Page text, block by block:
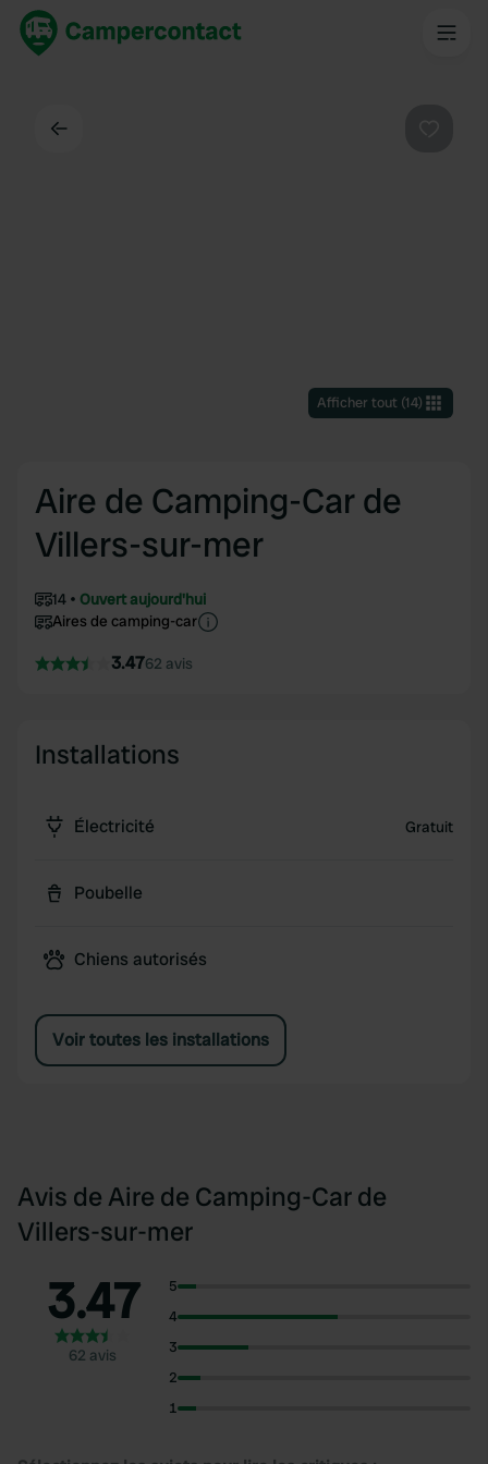
Afficher tout(14)
Aire de Camping-Car de
Villers-sur-mer
14
Ouvert aujourd'hui
Aires de camping-car
3.4762 avis
Installations
Électricité Gratuit
Poubelle
Chiens autorisés
Voir toutes les installations
Avis de Aire de Camping-Car de
Villers-sur-mer
3.47
62 avis
5
4
3
2
1